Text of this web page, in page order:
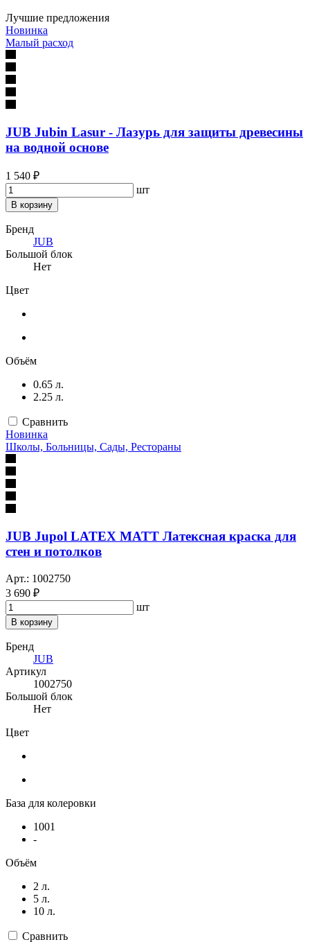
Лучшие предложения
Новинка
Малый расход
JUB Jubin Lasur - Лазурь для защиты древесины
на водной основе
1 540 ₽
шт
В корзину
Бренд
JUB
Большой блок
Нет
Цвет
Объём
0.65 л.
2.25 л.
Сравнить
Новинка
Школы, Больницы, Сады, Рестораны
JUB Jupol LATEX MATT Латексная краска для
стен и потолков
Арт.: 1002750
3 690 ₽
шт
В корзину
Бренд
JUB
Артикул
1002750
Большой блок
Нет
Цвет
База для колеровки
1001
-
Объём
2 л.
5 л.
10 л.
Сравнить